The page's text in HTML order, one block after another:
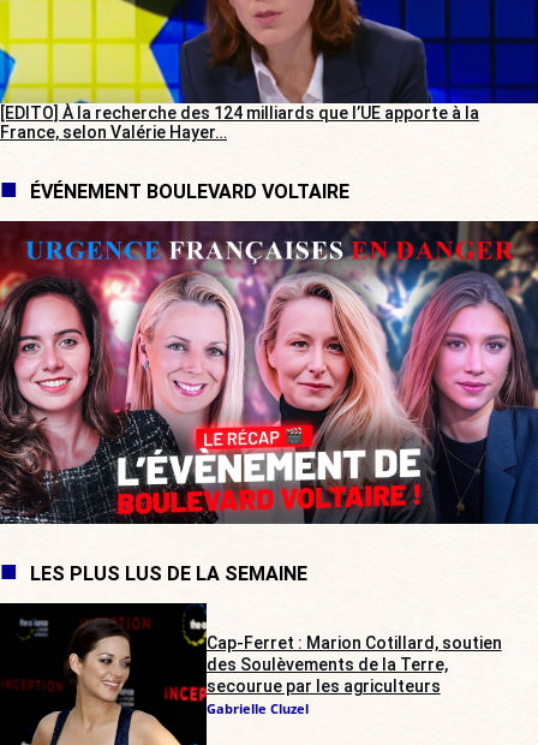
[EDITO] À la recherche des 124 milliards que l’UE apporte à la
France, selon Valérie Hayer…
ÉVÉNEMENT BOULEVARD VOLTAIRE
LES PLUS LUS DE LA SEMAINE
Cap-Ferret : Marion Cotillard, soutien
des Soulèvements de la Terre,
secourue par les agriculteurs
Gabrielle Cluzel